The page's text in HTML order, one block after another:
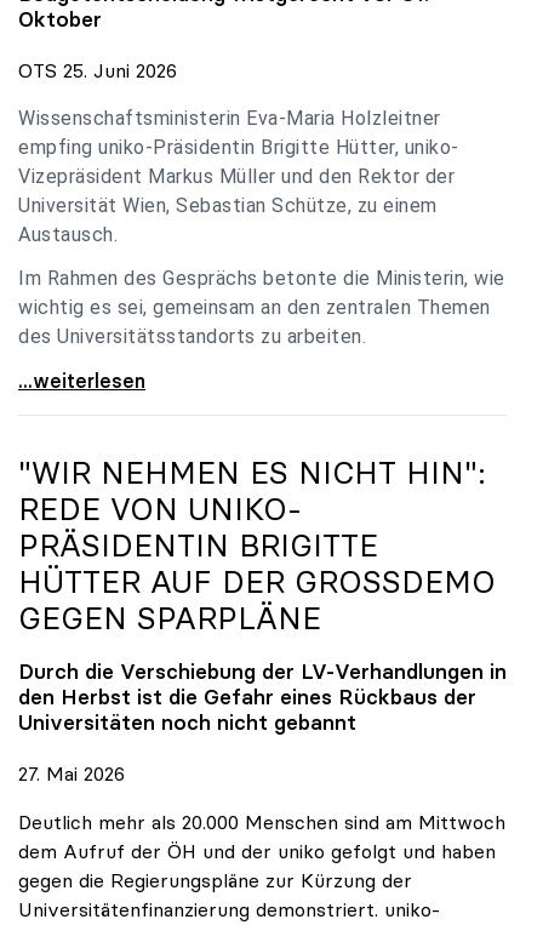
Oktober
OTS 25. Juni 2026
Wissenschaftsministerin Eva-Maria Holzleitner
empfing uniko-Präsidentin Brigitte Hütter, uniko-
Vizepräsident Markus Müller und den Rektor der
Universität Wien, Sebastian Schütze, zu einem
Austausch.
Im Rahmen des Gesprächs betonte die Ministerin, wie
wichtig es sei, gemeinsam an den zentralen Themen
des Universitätsstandorts zu arbeiten.
Holzleitner empfing uniko-Spitze zum Austausch
...weiterlesen
"WIR NEHMEN ES NICHT HIN":
REDE VON UNIKO-
PRÄSIDENTIN BRIGITTE
HÜTTER AUF DER GROSSDEMO G
EGEN SPARPLÄNE
Durch die Verschiebung der LV-Verhandlungen in
den Herbst ist die Gefahr eines Rückbaus der
Universitäten noch nicht gebannt
27. Mai 2026
Deutlich mehr als 20.000 Menschen sind am Mittwoch
dem Aufruf der ÖH und der uniko gefolgt und haben
gegen die Regierungspläne zur Kürzung der
Universitätenfinanzierung demonstriert. uniko-